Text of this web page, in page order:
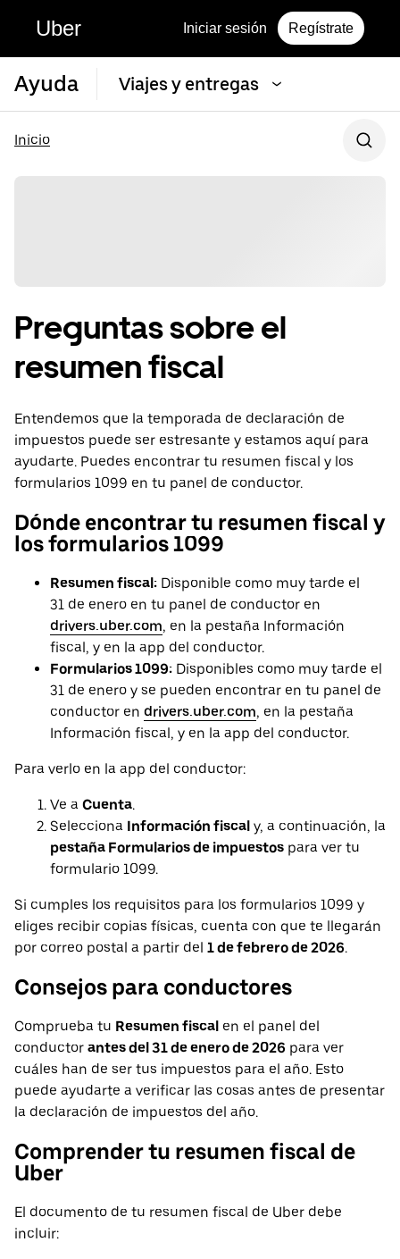
Uber Iniciar sesión Regístrate
Ayuda Viajes y entregas
Inicio
Preguntas sobre el
resumen fiscal
Entendemos que la temporada de declaración de
impuestos puede ser estresante y estamos aquí para
ayudarte. Puedes encontrar tu resumen fiscal y los
formularios 1099 en tu panel de conductor.
Dónde encontrar tu resumen fiscal y
los formularios 1099
Resumen fiscal: Disponible como muy tarde el
31 de enero en tu panel de conductor en
drivers.uber.com, en la pestaña Información
fiscal, y en la app del conductor.
Formularios 1099: Disponibles como muy tarde el
31 de enero y se pueden encontrar en tu panel de
conductor en drivers.uber.com, en la pestaña
Información fiscal, y en la app del conductor.
Para verlo en la app del conductor:
Ve a Cuenta.
Selecciona Información fiscal y, a continuación, la
pestaña Formularios de impuestos para ver tu
formulario 1099.
Si cumples los requisitos para los formularios 1099 y
eliges recibir copias físicas, cuenta con que te llegarán
por correo postal a partir del 1 de febrero de 2026.
Consejos para conductores
Comprueba tu Resumen fiscal en el panel del
conductor antes del 31 de enero de 2026 para ver
cuáles han de ser tus impuestos para el año. Esto
puede ayudarte a verificar las cosas antes de presentar
la declaración de impuestos del año.
Comprender tu resumen fiscal de
Uber
El documento de tu resumen fiscal de Uber debe
incluir: